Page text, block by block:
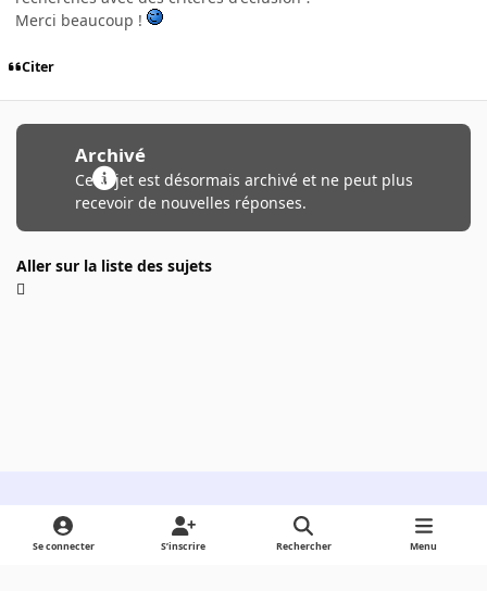
Merci beaucoup !
Citer
Archivé
Ce sujet est désormais archivé et ne peut plus
recevoir de nouvelles réponses.
Aller sur la liste des sujets
Light ModeDark ModeSystem Preference
Se connecter S’inscrire Rechercher Menu